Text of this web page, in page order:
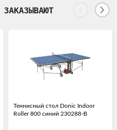
Теннисный стол Donic Indoor
Roller 800 синий 230288-B